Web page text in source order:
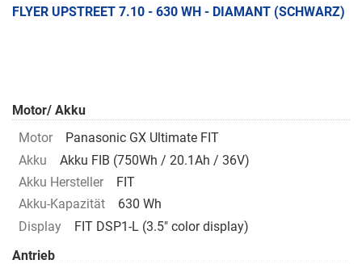
FLYER UPSTREET 7.10 - 630 WH - DIAMANT (SCHWARZ)
Motor/ Akku
Motor
Panasonic GX Ultimate FIT
Akku
Akku FIB (750Wh / 20.1Ah / 36V)
Akku Hersteller
FIT
Akku-Kapazität
630 Wh
Display
FIT DSP1-L (3.5" color display)
Antrieb